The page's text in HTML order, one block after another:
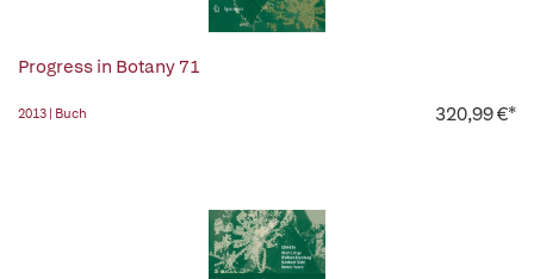
Progress in Botany 71
2013 | Buch 320,99 €*